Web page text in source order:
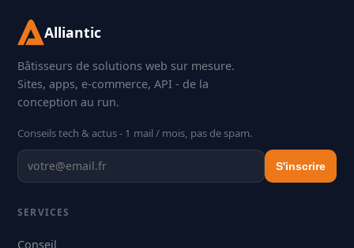
Alliantic
Bâtisseurs de solutions web sur mesure.
Sites, apps, e-commerce, API - de la
conception au run.
Conseils tech & actus - 1 mail / mois, pas de spam.
S'inscrire
SERVICES
Conseil